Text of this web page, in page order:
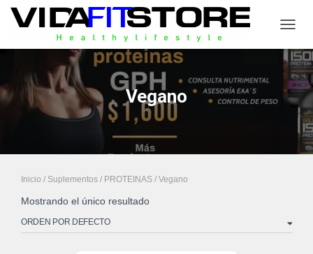
Vegano
Inicio / Suplementos / PROTEINAS / Vegano
Mostrando el único resultado